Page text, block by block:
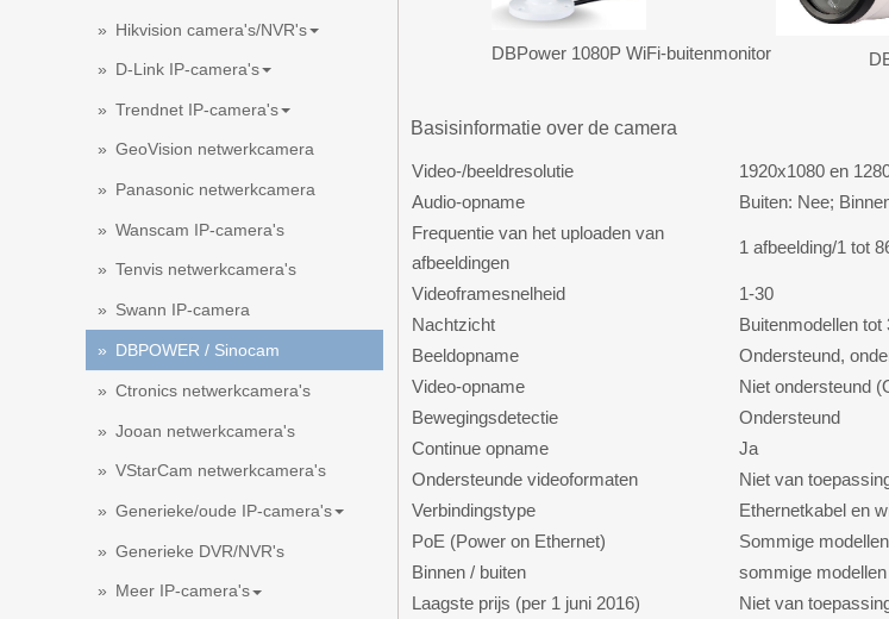
Hikvision camera's/NVR's
D-Link IP-camera's
Trendnet IP-camera's
GeoVision netwerkcamera
Panasonic netwerkcamera
Wanscam IP-camera's
Tenvis netwerkcamera's
Swann IP-camera
DBPOWER / Sinocam
Ctronics netwerkcamera's
Jooan netwerkcamera's
VStarCam netwerkcamera's
Generieke/oude IP-camera's
Generieke DVR/NVR's
Meer IP-camera's
DBPower 1080P WiFi-buitenmonitor
Basisinformatie over de camera
Video-/beeldresolutie
1920x1080 en
Audio-opname
Buiten: Nee;
Frequentie van het uploaden van
afbeeldingen
1 afbeelding/1 tot
Videoframesnelheid
1-30
Nachtzicht
Buitenmodellen tot
Beeldopname
Ondersteund,
Video-opname
Niet ondersteund
Bewegingsdetectie
Ondersteund
Continue opname
Ja
Ondersteunde videoformaten
Niet van
Verbindingstype
Ethernetkabel en
PoE (Power on Ethernet)
Sommige modellen
Binnen / buiten
sommige modellen
Laagste prijs (per 1 juni 2016)
Niet van